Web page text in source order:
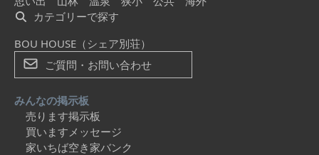
カテゴリーで探す
BOU HOUSE（シェア別荘）
ご質問・お問い合わせ
みんなの掲示板
売ります掲示板
買いますメッセージ
家いちば空き家バンク